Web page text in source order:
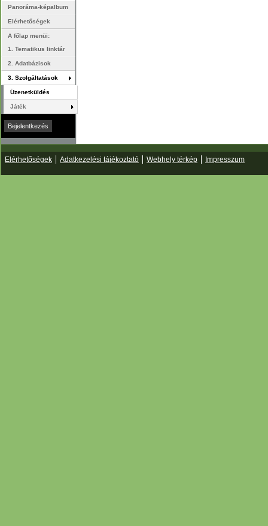
Panoráma-képalbum
Elérhetőségek
A főlap menüi:
1. Tematikus linktár
2. Adatbázisok
3. Szolgáltatások
Üzenetküldés
Játék
Elérhetőségek Adatkezelési tájékoztató Webhely térkép Impresszum